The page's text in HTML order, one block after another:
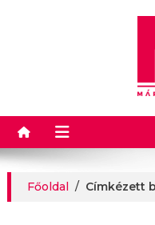
Főoldal / Címkézett